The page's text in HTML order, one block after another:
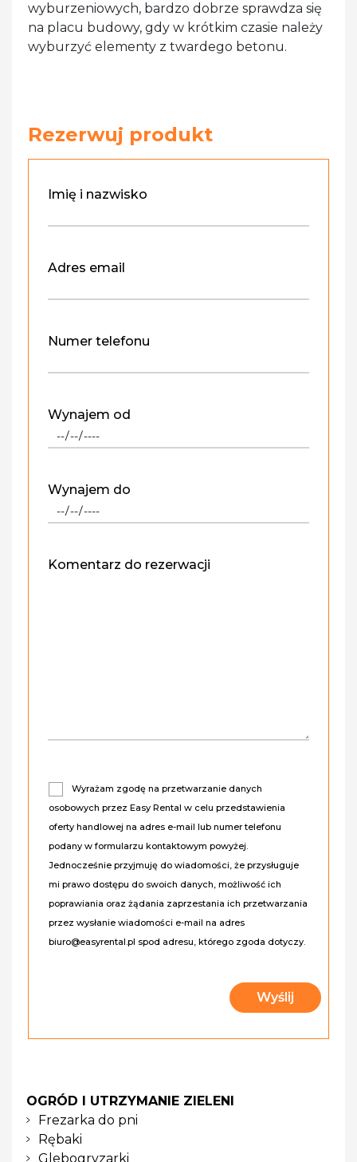
wyburzeniowych, bardzo dobrze sprawdza się
na placu budowy, gdy w krótkim czasie należy
wyburzyć elementy z twardego betonu.
Rezerwuj produkt
Imię i nazwisko
Adres email
Numer telefonu
Wynajem od
Wynajem do
Komentarz do rezerwacji
Wyrażam zgodę na przetwarzanie danych
osobowych przez Easy Rental w celu przedstawienia
oferty handlowej na adres e-mail lub numer telefonu
podany w formularzu kontaktowym powyżej.
Jednocześnie przyjmuję do wiadomości, że przysługuje
mi prawo dostępu do swoich danych, możliwość ich
poprawiania oraz żądania zaprzestania ich przetwarzania
przez wysłanie wiadomości e-mail na adres
biuro@easyrental.pl spod adresu, którego zgoda dotyczy.
OGRÓD I UTRZYMANIE ZIELENI
Frezarka do pni
Rębaki
Glebogryzarki